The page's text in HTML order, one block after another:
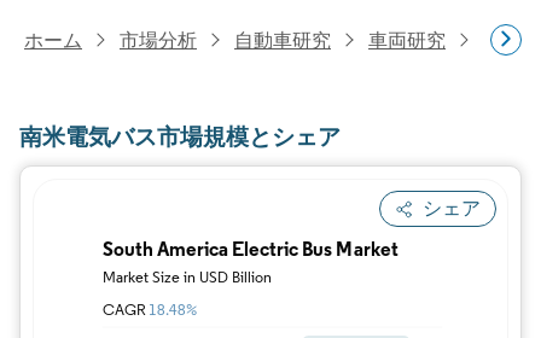
ホーム 市場分析 自動車研究 車両研究 南米
南米電気バス市場規模とシェア
シェア